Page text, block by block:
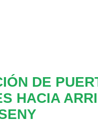
DE
HACIA